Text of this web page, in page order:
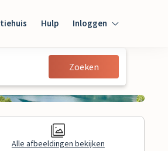
Hulp Inloggen
Inloggen
Gast
Zoeken
Alle afbeeldingen bekijken